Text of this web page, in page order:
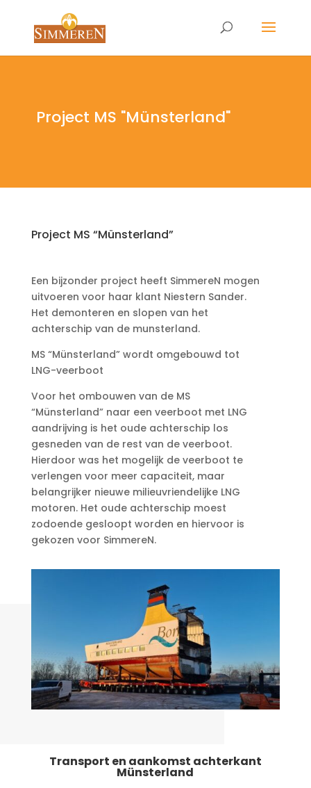
Project MS "Münsterland"
Project MS “Münsterland”
Een bijzonder project heeft SimmereN mogen
uitvoeren voor haar klant Niestern Sander.
Het demonteren en slopen van het
achterschip van de munsterland.
MS “Münsterland” wordt omgebouwd tot
LNG-veerboot
Voor het ombouwen van de MS
“Münsterland” naar een veerboot met LNG
aandrijving is het oude achterschip los
gesneden van de rest van de veerboot.
Hierdoor was het mogelijk de veerboot te
verlengen voor meer capaciteit, maar
belangrijker nieuwe milieuvriendelijke LNG
motoren. Het oude achterschip moest
zodoende gesloopt worden en hiervoor is
gekozen voor SimmereN.
Transport en aankomst achterkant
Münsterland